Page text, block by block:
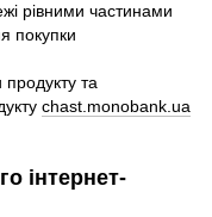
рівними частинами
покупки
продукту та
chast.monobank.ua
інтернет-